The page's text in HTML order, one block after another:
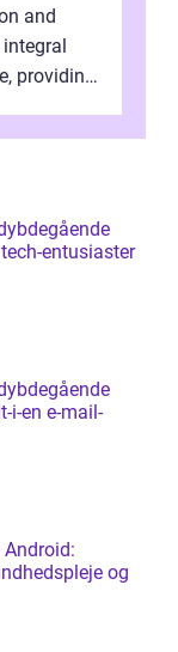
and
providing
entusiaster
i-en e-mail-
og